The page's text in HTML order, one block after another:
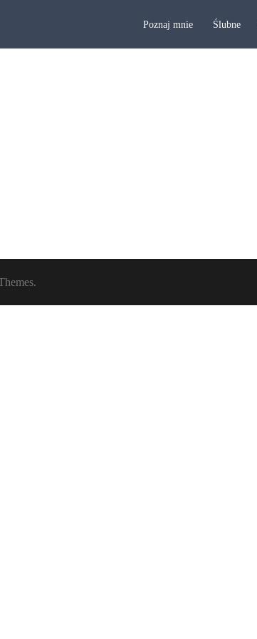
Poznaj mnie Ślubne